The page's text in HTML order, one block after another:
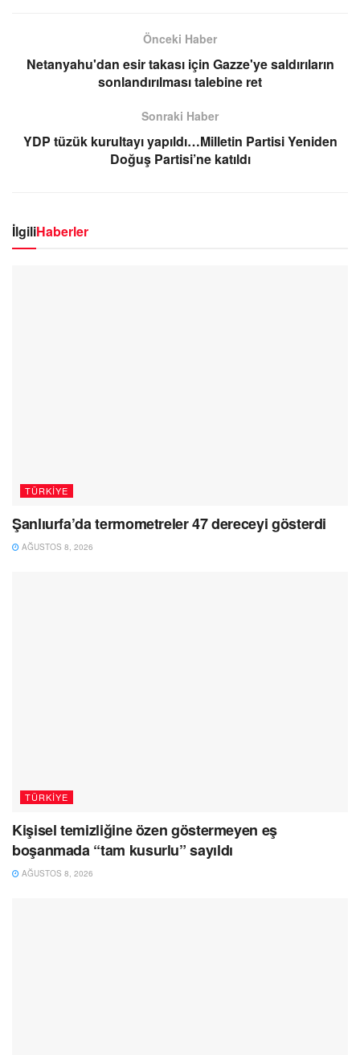
Önceki Haber
Netanyahu'dan esir takası için Gazze'ye saldırıların
sonlandırılması talebine ret
Sonraki Haber
YDP tüzük kurultayı yapıldı…Milletin Partisi Yeniden
Doğuş Partisi’ne katıldı
İlgiliHaberler
TÜRKIYE
Şanlıurfa’da termometreler 47 dereceyi gösterdi
AĞUSTOS 8, 2026
TÜRKIYE
Kişisel temizliğine özen göstermeyen eş
boşanmada “tam kusurlu” sayıldı
AĞUSTOS 8, 2026